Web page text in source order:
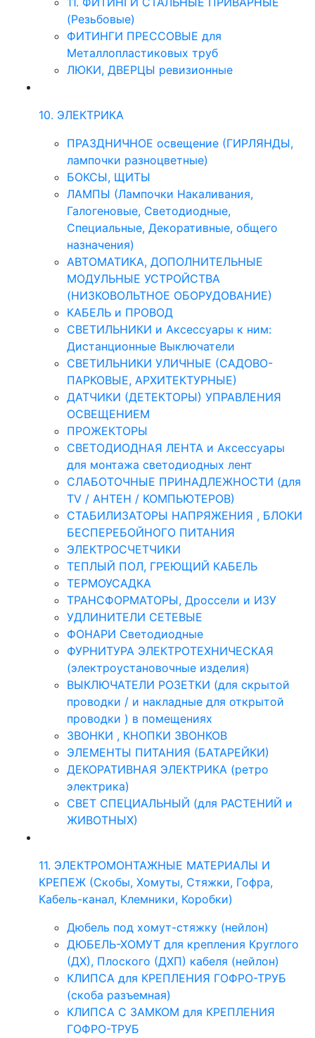
(Резьбовые)
ФИТИНГИ ПРЕССОВЫЕ для
Металлопластиковых труб
ЛЮКИ, ДВЕРЦЫ ревизионные
10. ЭЛЕКТРИКА
ПРАЗДНИЧНОЕ освещение (ГИРЛЯНДЫ,
лампочки разноцветные)
БОКСЫ, ЩИТЫ
ЛАМПЫ (Лампочки Накаливания,
Галогеновые, Светодиодные,
Специальные, Декоративные, общего
назначения)
АВТОМАТИКА, ДОПОЛНИТЕЛЬНЫЕ
МОДУЛЬНЫЕ УСТРОЙСТВА
(НИЗКОВОЛЬТНОЕ ОБОРУДОВАНИЕ)
КАБЕЛЬ и ПРОВОД
СВЕТИЛЬНИКИ и Аксессуары к ним:
Дистанционные Выключатели
СВЕТИЛЬНИКИ УЛИЧНЫЕ (САДОВО-
ПАРКОВЫЕ, АРХИТЕКТУРНЫЕ)
ДАТЧИКИ (ДЕТЕКТОРЫ) УПРАВЛЕНИЯ
ОСВЕЩЕНИЕМ
ПРОЖЕКТОРЫ
СВЕТОДИОДНАЯ ЛЕНТА и Аксессуары
для монтажа светодиодных лент
СЛАБОТОЧНЫЕ ПРИНАДЛЕЖНОСТИ (для
TV / АНТЕН / КОМПЬЮТЕРОВ)
СТАБИЛИЗАТОРЫ НАПРЯЖЕНИЯ , БЛОКИ
БЕСПЕРЕБОЙНОГО ПИТАНИЯ
ЭЛЕКТРОСЧЕТЧИКИ
ТЕПЛЫЙ ПОЛ, ГРЕЮЩИЙ КАБЕЛЬ
ТЕРМОУСАДКА
ТРАНСФОРМАТОРЫ, Дроссели и ИЗУ
УДЛИНИТЕЛИ СЕТЕВЫЕ
ФОНАРИ Светодиодные
ФУРНИТУРА ЭЛЕКТРОТЕХНИЧЕСКАЯ
(электроустановочные изделия)
ВЫКЛЮЧАТЕЛИ РОЗЕТКИ (для скрытой
проводки / и накладные для открытой
проводки ) в помещениях
ЗВОНКИ , КНОПКИ ЗВОНКОВ
ЭЛЕМЕНТЫ ПИТАНИЯ (БАТАРЕЙКИ)
ДЕКОРАТИВНАЯ ЭЛЕКТРИКА (ретро
электрика)
СВЕТ СПЕЦИАЛЬНЫЙ (для РАСТЕНИЙ и
ЖИВОТНЫХ)
11. ЭЛЕКТРОМОНТАЖНЫЕ МАТЕРИАЛЫ И
КРЕПЕЖ (Скобы, Хомуты, Стяжки, Гофра,
Кабель-канал, Клемники, Коробки)
Дюбель под хомут-стяжку (нейлон)
ДЮБЕЛЬ-ХОМУТ для крепления Круглого
(ДХ), Плоского (ДХП) кабеля (нейлон)
КЛИПСА для КРЕПЛЕНИЯ ГОФРО-ТРУБ
(скоба разъемная)
КЛИПСА С ЗАМКОМ для КРЕПЛЕНИЯ
ГОФРО-ТРУБ